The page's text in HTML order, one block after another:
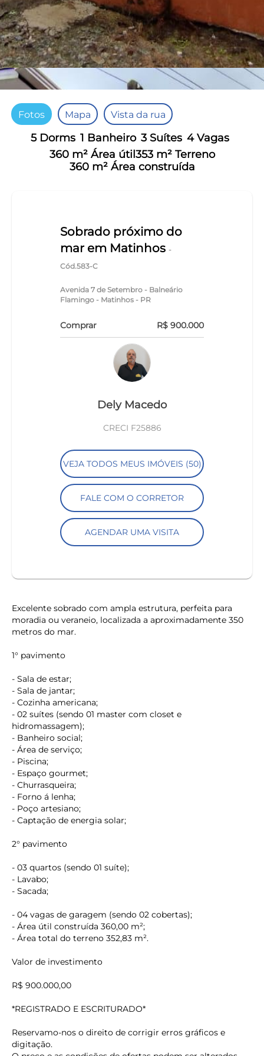
Fotos Mapa Vista da rua
5 Dorms 1 Banheiro 3 Suítes 4 Vagas
360 m² Área útil 353 m² Terreno
360 m² Área construída
Sobrado próximo do
mar em Matinhos-
Cód.583-C
Avenida 7 de Setembro - Balneário
Flamingo - Matinhos - PR
Comprar R$ 900.000
Dely Macedo
CRECI F25886
VEJA TODOS MEUS IMÓVEIS (50)
FALE COM O CORRETOR
AGENDAR UMA VISITA
keyboard_backspace
Excelente sobrado com ampla estrutura, perfeita para
moradia ou veraneio, localizada a aproximadamente 350
metros do mar.
1° pavimento
- Sala de estar;
- Sala de jantar;
- Cozinha americana;
- 02 suítes (sendo 01 master com closet e
hidromassagem);
- Banheiro social;
- Área de serviço;
- Piscina;
- Espaço gourmet;
- Churrasqueira;
- Forno á lenha;
- Poço artesiano;
- Captação de energia solar;
2° pavimento
- 03 quartos (sendo 01 suíte);
- Lavabo;
- Sacada;
- 04 vagas de garagem (sendo 02 cobertas);
- Área útil construída 360,00 m²;
- Área total do terreno 352,83 m².
Valor de investimento
R$ 900.000,00
*REGISTRADO E ESCRITURADO*
Reservamo-nos o direito de corrigir erros gráficos e
digitação.